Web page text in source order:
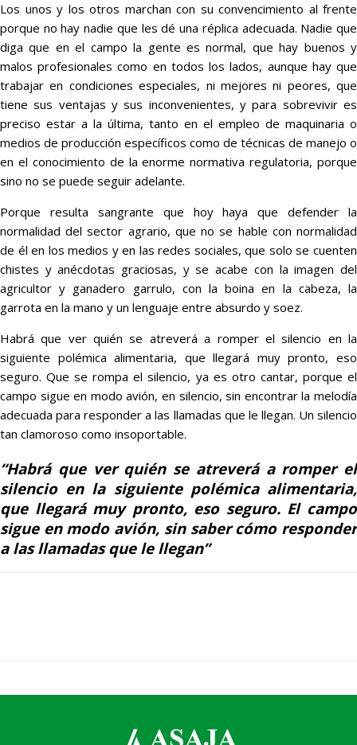
Los unos y los otros marchan con su convencimiento al frente
porque no hay nadie que les dé una réplica adecuada. Nadie que
diga que en el campo la gente es normal, que hay buenos y
malos profesionales como en todos los lados, aunque hay que
trabajar en condiciones especiales, ni mejores ni peores, que
tiene sus ventajas y sus inconvenientes, y para sobrevivir es
preciso estar a la última, tanto en el empleo de maquinaria o
medios de producción específicos como de técnicas de manejo o
en el conocimiento de la enorme normativa regulatoria, porque
sino no se puede seguir adelante.
Porque resulta sangrante que hoy haya que defender la
normalidad del sector agrario, que no se hable con normalidad
de él en los medios y en las redes sociales, que solo se cuenten
chistes y anécdotas graciosas, y se acabe con la imagen del
agricultor y ganadero garrulo, con la boina en la cabeza, la
garrota en la mano y un lenguaje entre absurdo y soez.
Habrá que ver quién se atreverá a romper el silencio en la
siguiente polémica alimentaria, que llegará muy pronto, eso
seguro. Que se rompa el silencio, ya es otro cantar, porque el
campo sigue en modo avión, en silencio, sin encontrar la melodía
adecuada para responder a las llamadas que le llegan. Un silencio
tan clamoroso como insoportable.
“Habrá que ver quién se atreverá a romper el
silencio en la siguiente polémica alimentaria,
que llegará muy pronto, eso seguro. El campo
sigue en modo avión, sin saber cómo responder
a las llamadas que le llegan”